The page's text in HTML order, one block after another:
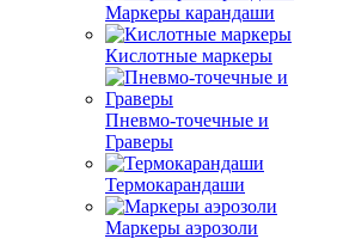
Маркеры карандаши
Кислотные маркеры
Пневмо-точечные и
Граверы
Термокарандаши
Маркеры аэрозоли